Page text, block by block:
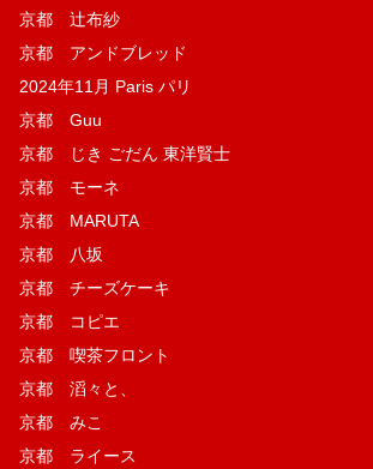
京都 辻布紗
京都 アンドブレッド
2024年11月 Paris パリ
京都 Guu
京都 じき ごだん 東洋賢士
京都 モーネ
京都 MARUTA
京都 八坂
京都 チーズケーキ
京都 コピエ
京都 喫茶フロント
京都 滔々と、
京都 みこ
京都 ライース